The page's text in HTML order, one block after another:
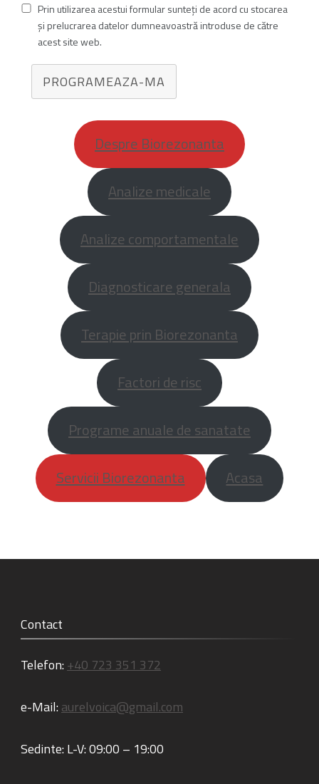
Prin utilizarea acestui formular sunteți de acord cu stocarea
și prelucrarea datelor dumneavoastră introduse de către
acest site web.
PROGRAMEAZA-MA
Despre Biorezonanta
Analize medicale
Analize comportamentale
Diagnosticare generala
Terapie prin Biorezonanta
Factori de risc
Programe anuale de sanatate
Servicii Biorezonanta Acasa
Contact
Telefon: +40 723 351 372
e-Mail: aurelvoica@gmail.com
Sedinte: L-V: 09:00 – 19:00